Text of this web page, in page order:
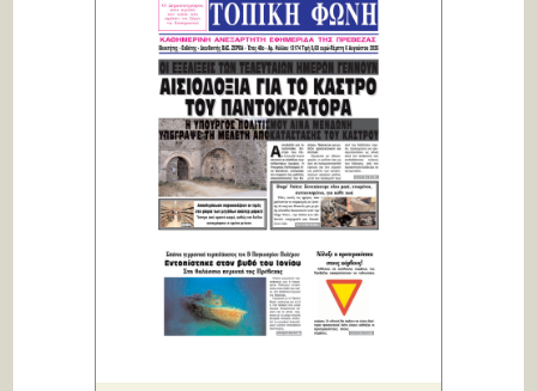
ΑΡΙΩΝ
Ιστορίες Καθημερινής
Τρέλας
Επισημάνσεις
Δίνουν και παίρνουν οι
συλλήψεις...
Κική Ζέρβα
Πολιτικά και άλλα
ΑΡΙΩΝ
Ιστορίες Καθημερινής
Τρέλας